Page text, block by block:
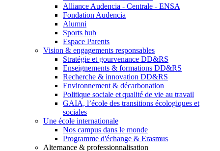
Alliance Audencia - Centrale - ENSA
Fondation Audencia
Alumni
Sports hub
Espace Parents
Vision & engagements responsables
Stratégie et gourvenance DD&RS
Enseignements & formations DD&RS
Recherche & innovation DD&RS
Environnement & décarbonation
Politique sociale et qualité de vie au travail
GAIA, l’école des transitions écologiques et
sociales
Une école internationale
Nos campus dans le monde
Programme d'échange & Erasmus
Alternance & professionnalisation